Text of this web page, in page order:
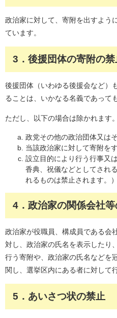
政治家に対して、寄附を出すよう
ています。
3．後援団体の寄附の禁
後援団体（いわゆる後援会など）
ることは、いかなる名義であって
ただし、以下の場合は除かれます。
政党その他の政治団体又は
当該政治家に対して寄附を
設立目的により行う行事又
香典、祝儀などとしてされ
れるものは禁止されます。）
4．政治家の関係会社
政治家が役職員、構成員である会
対し、政治家の氏名を表示したり
行う寄附や、政治家の氏名などを
関し、選挙区内にある者に対して
5．あいさつ状の禁止